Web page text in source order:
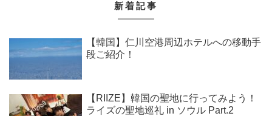
新着記事
【韓国】仁川空港周辺ホテルへの移動手
段ご紹介！
【RIIZE】韓国の聖地に行ってみよう！
ライズの聖地巡礼 in ソウル Part.2